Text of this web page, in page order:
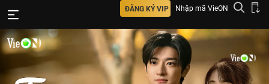
ĐĂNG KÝ VIP Nhập mã VieON